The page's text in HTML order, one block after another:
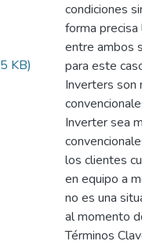
KB)
condiciones
forma
entre ambos
para este
Inverters son
Inverter sea
los clientes
en equipo a
no es una
al momento
Términos